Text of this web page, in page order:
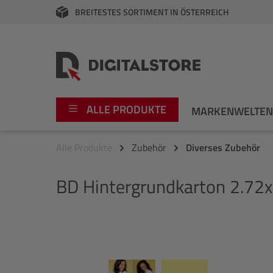
Zur Hauptnavigation springen
BREITESTES SORTIMENT IN ÖSTERREICH
ALLE PRODUKTE MARKENWELTEN
Video
Fujifilm
Alle Produkte Zubehör Diverses Zubehör
BD Hintergrundkarton